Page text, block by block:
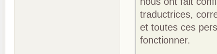
traductrices,
et toutes ces
fonctionner.